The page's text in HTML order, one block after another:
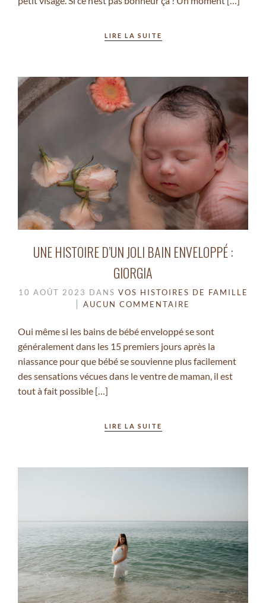
LIRE LA SUITE
UNE HISTOIRE D’UN JOLI BAIN ENVELOPPÉ :
GIORGIA
10 AOÛT 2023 DANS VOS HISTOIRES DE FAMILLE
AUCUN COMMENTAIRE
Oui même si les bains de bébé enveloppé se sont
généralement dans les 15 premiers jours après la
niassance pour que bébé se souvienne plus facilement
des sensations vécues dans le ventre de maman, il est
tout à fait possible […]
LIRE LA SUITE